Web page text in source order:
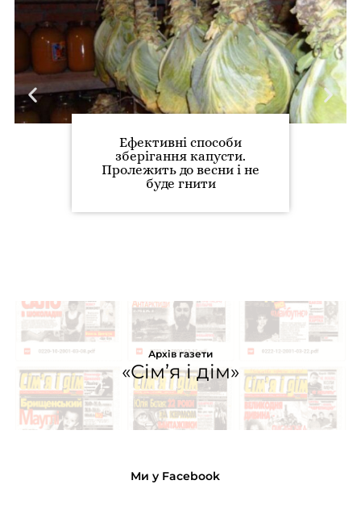
Ефективні способи
зберігання капусти.
Пролежить до весни і не
буде гнити
Архів газети
«Сім’я і дім»
Ми у Facebook